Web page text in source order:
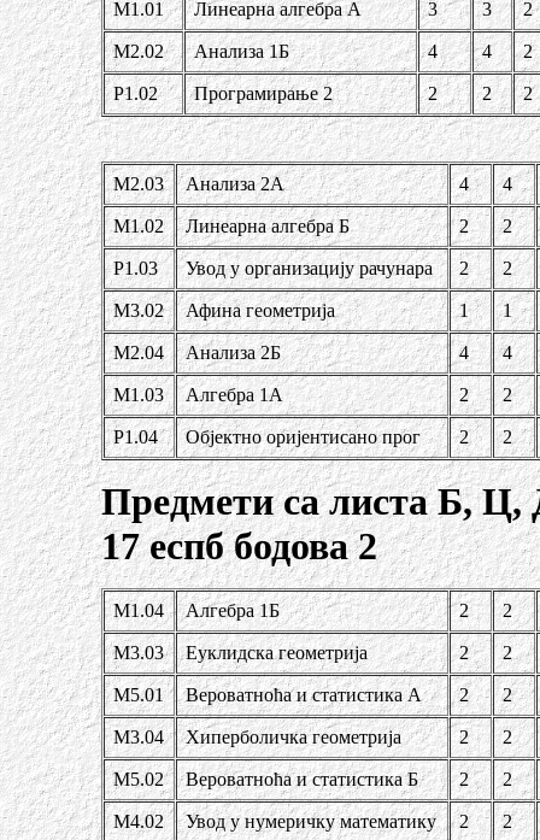
М1.01 Линеарна алгебра А 3 3 2
М2.02 Анализа 1Б 4 4 2
Р1.02 Програмирање 2 2 2 2
М2.03 Анализа 2А 4 4
М1.02 Линеарна алгебра Б 2 2
Р1.03 Увод у организацију рачунара 2 2
М3.02 Афина геометрија 1 1
М2.04 Анализа 2Б 4 4
М1.03 Алгебра 1А 2 2
Р1.04 Објектно оријентисано прог 2 2
Предмети са листа Б, Ц,
17 еспб бодова 2
М1.04 Алгебра 1Б 2 2
М3.03 Еуклидска геометрија 2 2
М5.01 Вероватноћа и статистика А 2 2
М3.04 Хиперболичка геометрија 2 2
М5.02 Вероватноћа и статистика Б 2 2
М4.02 Увод у нумеричку математику 2 2